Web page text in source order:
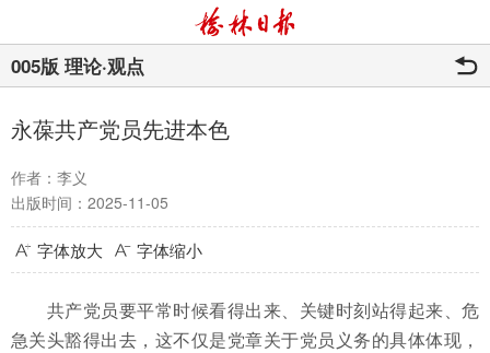
005版 理论·观点
永葆共产党员先进本色
作者：李义
出版时间：2025-11-05
字体放大 字体缩小
共产党员要平常时候看得出来、关键时刻站得起来、危
急关头豁得出去，这不仅是党章关于党员义务的具体体现，